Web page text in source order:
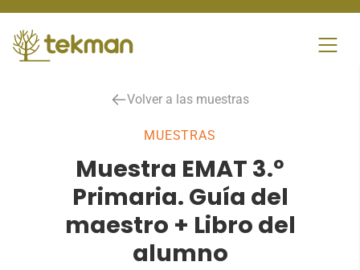
content
Volver a las muestras
MUESTRAS
Muestra EMAT 3.º
Primaria. Guía del
maestro + Libro del
alumno